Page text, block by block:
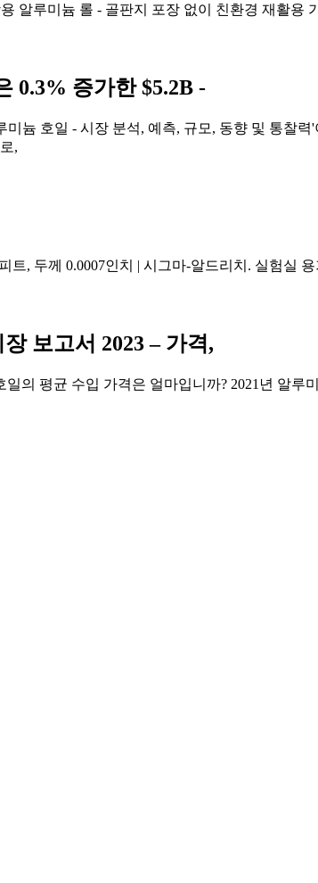
알루미늄 롤 - 골판지 포장 없이 친환경 재활용
0.3% 증가한 $5.2B -
미늄 호일 - 시장 분석, 예측, 규모, 동향 및 통찰
,
트, 두께 0.0007인치 | 시그마-알드리치. 실험실 용
보고서 2023 – 가격,
일의 평균 수입 가격은 얼마입니까? 2021년 알